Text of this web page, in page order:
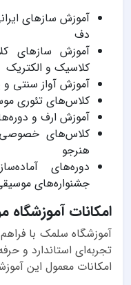
آموزش سازهای
دف
آموزش سازهای
کلاسیک و الکتریک
آموزش آواز سنتی و
کلاس‌های تئوری
آموزش ارف و
کلاس‌های
هنرجو
دوره‌های
جشنواره‌های
امکانات
آموزشگاه سلمک با
تجربه‌ای استاندارد و
امکانات معمول این